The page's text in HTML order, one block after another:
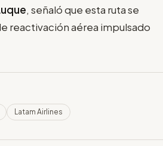
, señaló que esta ruta se
reactivación aérea impulsado
Latam Airlines